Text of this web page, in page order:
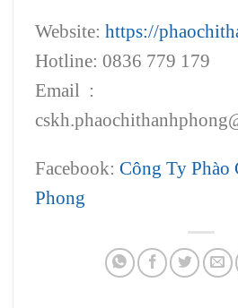
Website: https://
Hotline: 0836 779 179
Email :
Facebook: Công Ty Phào
Phong